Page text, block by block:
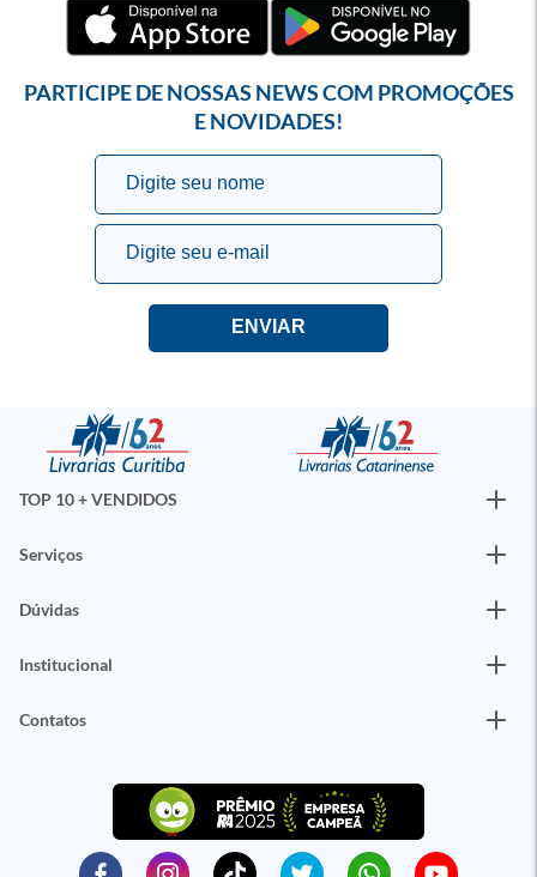
PARTICIPE DE NOSSAS NEWS COM PROMOÇÕES
E NOVIDADES!
TOP 10 + VENDIDOS
Serviços
Dúvidas
Institucional
Contatos